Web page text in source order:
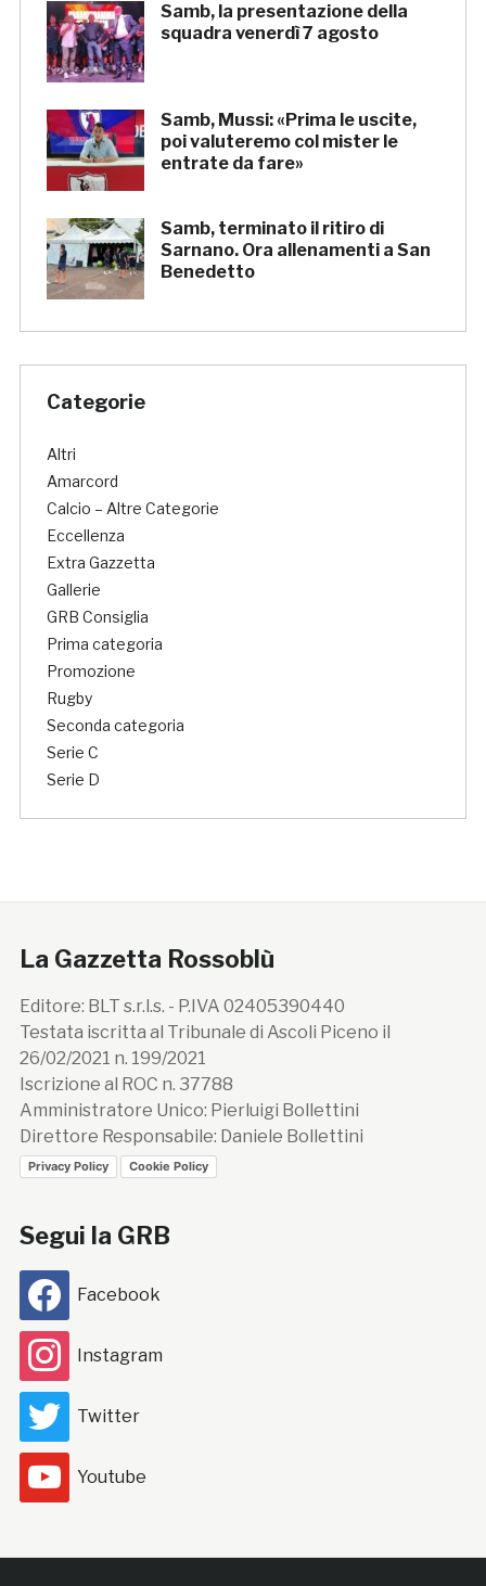
Samb, la presentazione della
squadra venerdì 7 agosto
Samb, Mussi: «Prima le uscite,
poi valuteremo col mister le
entrate da fare»
Samb, terminato il ritiro di
Sarnano. Ora allenamenti a San
Benedetto
Categorie
Altri
Amarcord
Calcio – Altre Categorie
Eccellenza
Extra Gazzetta
Gallerie
GRB Consiglia
Prima categoria
Promozione
Rugby
Seconda categoria
Serie C
Serie D
La Gazzetta Rossoblù
Editore: BLT s.r.l.s. - P.IVA 02405390440
Testata iscritta al Tribunale di Ascoli Piceno il
26/02/2021 n. 199/2021
Iscrizione al ROC n. 37788
Amministratore Unico: Pierluigi Bollettini
Direttore Responsabile: Daniele Bollettini
Privacy Policy Cookie Policy
Segui la GRB
Facebook
Instagram
Twitter
Youtube